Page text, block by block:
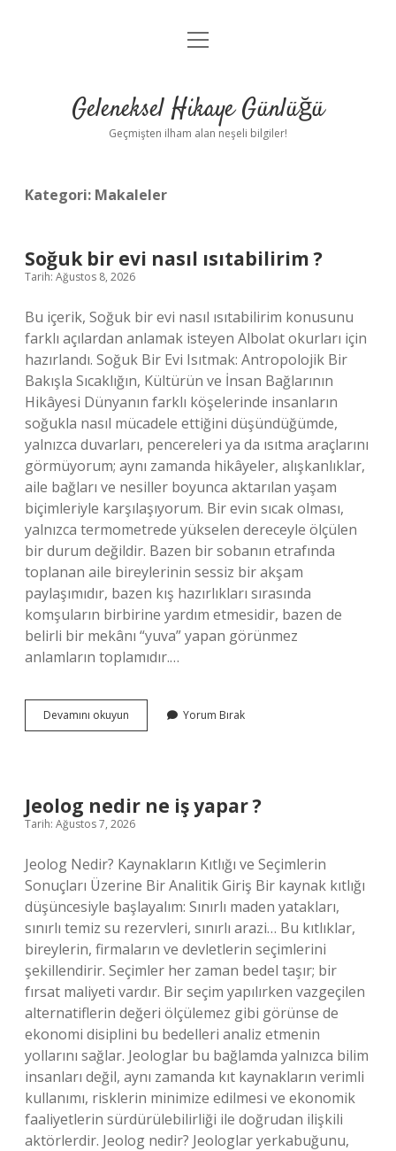
Anasayfa
Yasal Uyarı
menüyü
Geleneksel Hikaye Günlüğü
Geçmişten ilham alan neşeli bilgiler!
Kategori: Makaleler
Soğuk bir evi nasıl ısıtabilirim ?
Tarih: Ağustos 8, 2026
Bu içerik, Soğuk bir evi nasıl ısıtabilirim konusunu
farklı açılardan anlamak isteyen Albolat okurları için
hazırlandı. Soğuk Bir Evi Isıtmak: Antropolojik Bir
Bakışla Sıcaklığın, Kültürün ve İnsan Bağlarının
Hikâyesi Dünyanın farklı köşelerinde insanların
soğukla nasıl mücadele ettiğini düşündüğümde,
yalnızca duvarları, pencereleri ya da ısıtma araçlarını
görmüyorum; aynı zamanda hikâyeler, alışkanlıklar,
aile bağları ve nesiller boyunca aktarılan yaşam
biçimleriyle karşılaşıyorum. Bir evin sıcak olması,
yalnızca termometrede yükselen dereceyle ölçülen
bir durum değildir. Bazen bir sobanın etrafında
toplanan aile bireylerinin sessiz bir akşam
paylaşımıdır, bazen kış hazırlıkları sırasında
komşuların birbirine yardım etmesidir, bazen de
belirli bir mekânı “yuva” yapan görünmez
anlamların toplamıdır.…
Devamını okuyun
bir
Yorum Bırak
Jeolog nedir ne iş yapar ?
Tarih: Ağustos 7, 2026
Jeolog Nedir? Kaynakların Kıtlığı ve Seçimlerin
Sonuçları Üzerine Bir Analitik Giriş Bir kaynak kıtlığı
düşüncesiyle başlayalım: Sınırlı maden yatakları,
sınırlı temiz su rezervleri, sınırlı arazi… Bu kıtlıklar,
bireylerin, firmaların ve devletlerin seçimlerini
şekillendirir. Seçimler her zaman bedel taşır; bir
fırsat maliyeti vardır. Bir seçim yapılırken vazgeçilen
alternatiflerin değeri ölçülemez gibi görünse de
ekonomi disiplini bu bedelleri analiz etmenin
yollarını sağlar. Jeologlar bu bağlamda yalnızca bilim
insanları değil, aynı zamanda kıt kaynakların verimli
kullanımı, risklerin minimize edilmesi ve ekonomik
faaliyetlerin sürdürülebilirliği ile doğrudan ilişkili
aktörlerdir. Jeolog nedir? Jeologlar yerkabuğunu,